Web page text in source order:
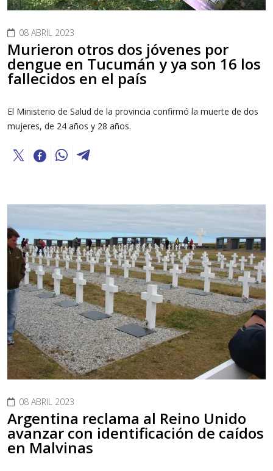
08 ABRIL 2023
Murieron otros dos jóvenes por
dengue en Tucumán y ya son 16 los
fallecidos en el país
El Ministerio de Salud de la provincia confirmó la muerte de dos
mujeres, de 24 años y 28 años.
08 ABRIL 2023
Argentina reclama al Reino Unido
avanzar con identificación de caídos
en Malvinas